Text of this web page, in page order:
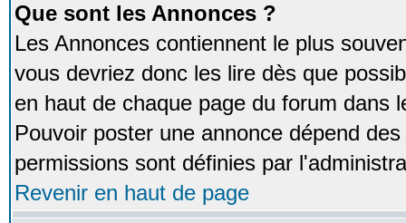
Que sont les Annonces ?
Les Annonces contiennent le plus
vous devriez donc les lire dès que
en haut de chaque page du forum dans
Pouvoir poster une annonce dépend
permissions sont définies par
Revenir en haut de page